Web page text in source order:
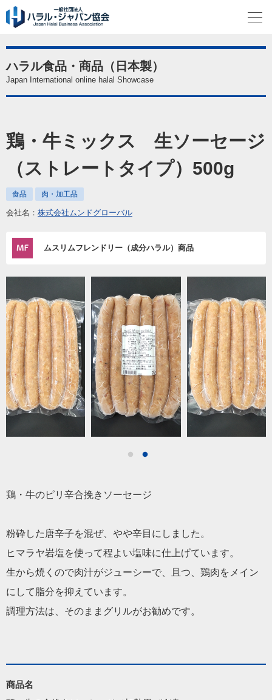
ハラル食品・商品（日本製）
Japan International online halal Showcase
鶏・牛ミックス 生ソーセージ
（ストレートタイプ）500g
食品 肉・加工品
会社名： 株式会社ムンドグローバル
ムスリムフレンドリー（成分ハラル）商品
鶏・牛のピリ辛合挽きソーセージ
粉砕した唐辛子を混ぜ、やや辛目にしました。
ヒマラヤ岩塩を使って程よい塩味に仕上げています。
生から焼くので肉汁がジューシーで、且つ、鶏肉をメイン
にして脂分を抑えています。
調理方法は、そのままグリルがお勧めです。
商品名